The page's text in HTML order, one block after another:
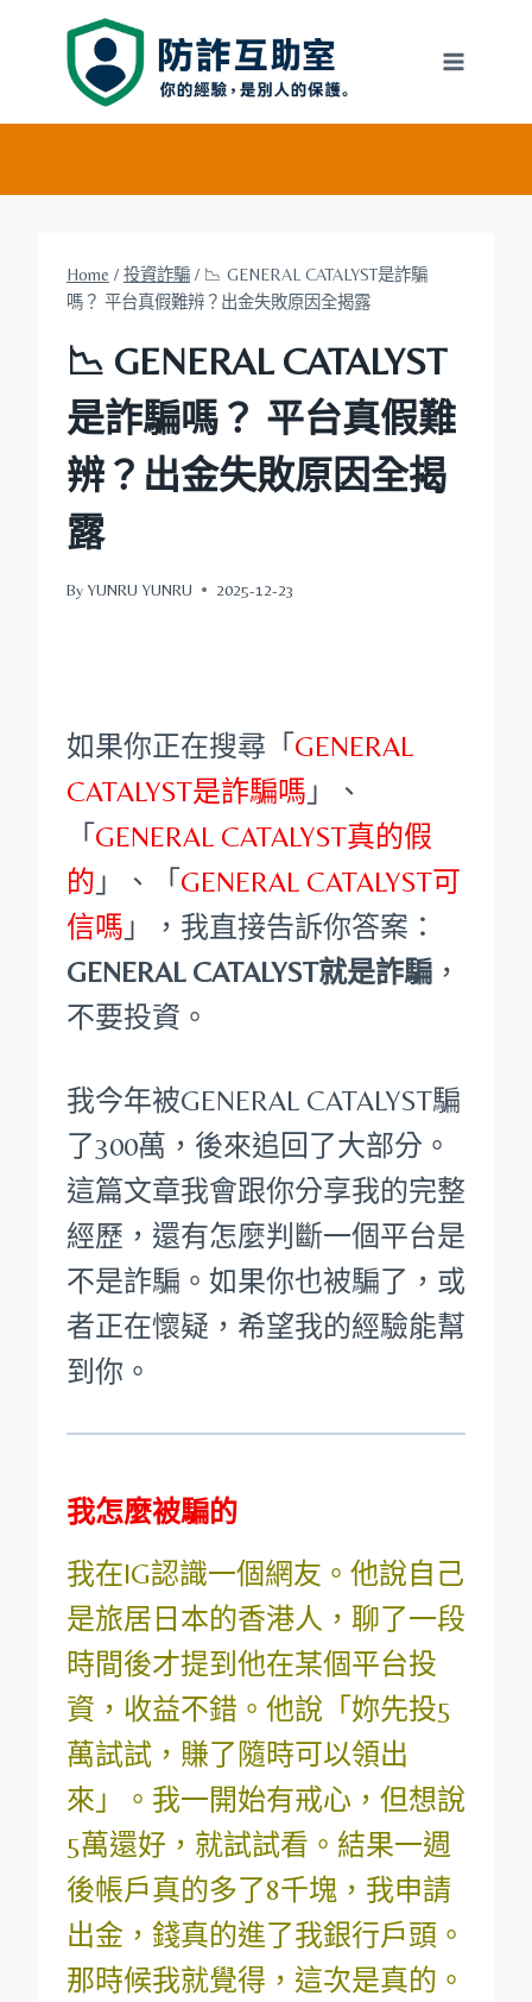
Home / 投資詐騙 / 📉 GENERAL CATALYST是詐騙
嗎？ 平台真假難辨？出金失敗原因全揭露
📉 GENERAL CATALYST
是詐騙嗎？ 平台真假難
辨？出金失敗原因全揭
露
By YUNRU YUNRU 2025-12-23
如果你正在搜尋「 GENERAL
CATALYST是詐騙嗎 」、
「 GENERAL CATALYST真的假
的 」、「 GENERAL CATALYST可
信嗎 」，我直接告訴你答案：
GENERAL CATALYST就是詐騙 ，
不要投資。
我今年被GENERAL CATALYST騙
了300萬，後來追回了大部分。
這篇文章我會跟你分享我的完整
經歷，還有怎麼判斷一個平台是
不是詐騙。如果你也被騙了，或
者正在懷疑，希望我的經驗能幫
到你。
我怎麼被騙的
我在IG認識一個網友。他說自己
是旅居日本的香港人，聊了一段
時間後才提到他在某個平台投
資，收益不錯。他說「妳先投5
萬試試，賺了隨時可以領出
來」。我一開始有戒心，但想說
5萬還好，就試試看。結果一週
後帳戶真的多了8千塊，我申請
出金，錢真的進了我銀行戶頭。
那時候我就覺得，這次是真的。